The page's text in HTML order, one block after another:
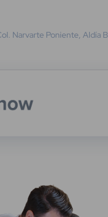
Narvarte Poniente, Aldía